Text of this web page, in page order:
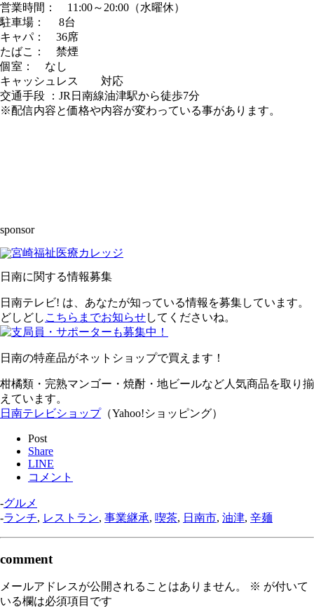
営業時間： 11:00～20:00（水曜休）
駐車場： 8台
キャパ： 36席
たばこ： 禁煙
個室： なし
キャッシュレス 対応
交通手段 ：JR日南線油津駅から徒歩7分
※配信内容と価格や内容が変わっている事があります。
sponsor
日南に関する情報募集
日南テレビ! は、あなたが知っている情報を募集しています。
どしどし こちらまでお知らせしてくださいね。
日南の特産品がネットショップで買えます！
柑橘類・完熟マンゴー・焼酎・地ビールなど人気商品を取り揃
えています。
日南テレビショップ（Yahoo!ショッピング）
Post
Share
LINE
コメント
-グルメ
-ランチ, レストラン, 事業継承, 喫茶, 日南市, 油津, 辛麺
comment
メールアドレスが公開されることはありません。 ※ が付いて
いる欄は必須項目です